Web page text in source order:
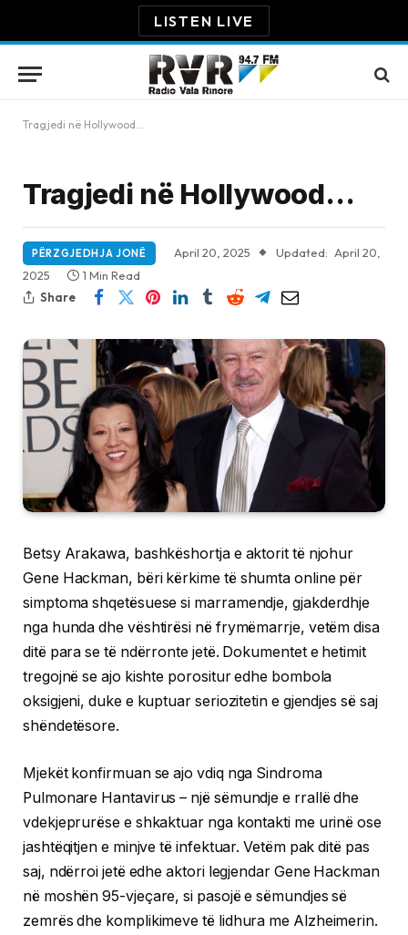
LISTEN LIVE
Tragjedi në Hollywood…
Tragjedi në Hollywood…
PËRZGJEDHJA JONË April 20, 2025 Updated: April 20,
2025
1 Min Read
Share
Betsy Arakawa, bashkëshortja e aktorit të njohur
Gene Hackman, bëri kërkime të shumta online për
simptoma shqetësuese si marramendje, gjakderdhje
nga hunda dhe vështirësi në frymëmarrje, vetëm disa
ditë para se të ndërronte jetë. Dokumentet e hetimit
tregojnë se ajo kishte porositur edhe bombola
oksigjeni, duke e kuptuar seriozitetin e gjendjes së saj
shëndetësore.
Mjekët konfirmuan se ajo vdiq nga Sindroma
Pulmonare Hantavirus – një sëmundje e rrallë dhe
vdekjeprurëse e shkaktuar nga kontakti me urinë ose
jashtëqitjen e minjve të infektuar. Vetëm pak ditë pas
saj, ndërroi jetë edhe aktori legjendar Gene Hackman
në moshën 95-vjeçare, si pasojë e sëmundjes së
zemrës dhe komplikimeve të lidhura me Alzheimerin.